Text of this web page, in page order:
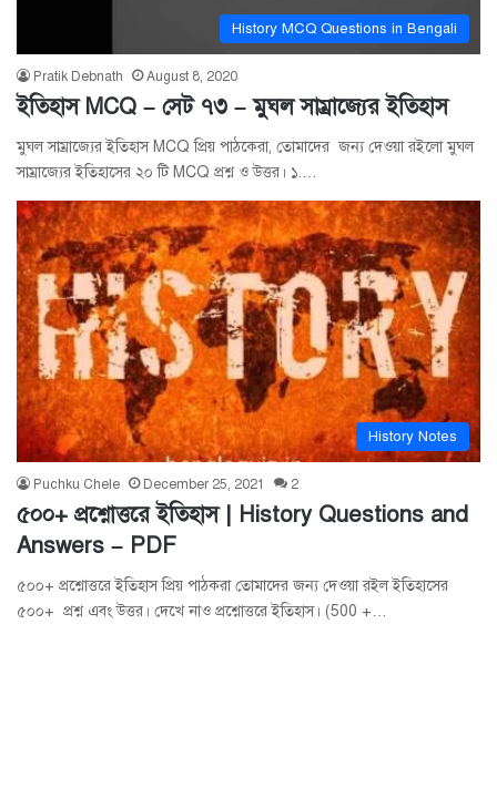
History MCQ Questions in Bengali
Pratik Debnath August 8, 2020
ইতিহাস MCQ – সেট ৭৩ – মুঘল সাম্রাজ্যের ইতিহাস
মুঘল সাম্রাজ্যের ইতিহাস MCQ প্রিয় পাঠকেরা, তোমাদের জন্য দেওয়া রইলো মুঘল
সাম্রাজ্যের ইতিহাসের ২০ টি MCQ প্রশ্ন ও উত্তর। ১.…
History Notes
Puchku Chele December 25, 2021 2
৫০০+ প্রশ্নোত্তরে ইতিহাস | History Questions and
Answers – PDF
৫০০+ প্রশ্নোত্তরে ইতিহাস প্রিয় পাঠকরা তোমাদের জন্য দেওয়া রইল ইতিহাসের
৫০০+ প্রশ্ন এবং উত্তর। দেখে নাও প্রশ্নোত্তরে ইতিহাস। (500 +…